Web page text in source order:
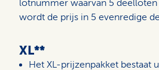
lotnummer waarvan 5
wordt de prijs in 5 evenredige
XL**
Het XL-prijzenpakket bestaat